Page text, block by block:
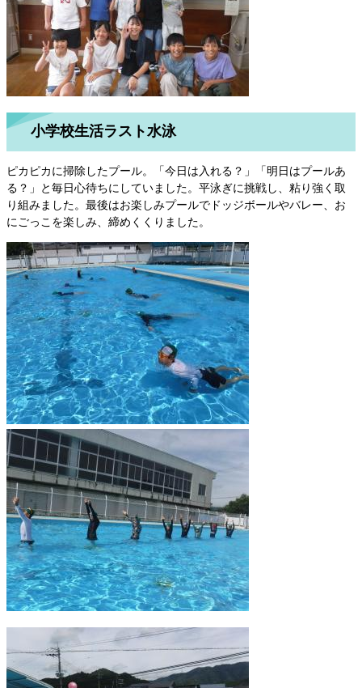
小学校生活ラスト水泳
ピカピカに掃除したプール。「今日は入れる？」「明日はプールあ
る？」と毎日心待ちにしていました。平泳ぎに挑戦し、粘り強く取
り組みました。最後はお楽しみプールでドッジボールやバレー、お
にごっこを楽しみ、締めくくりました。